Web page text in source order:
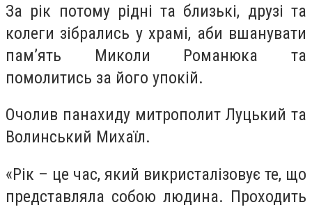
За рік потому рідні та близькі, друзі та
колеги зібрались у храмі, аби вшанувати
пам’ять Миколи Романюка та
помолитись за його упокій.
Очолив панахиду митрополит Луцький та
Волинський Михаїл.
«Рік – це час, який викристалізовує те, що
представляла собою людина. Проходить